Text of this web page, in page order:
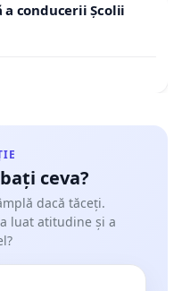
conducerii Școlii
ceva?
dacă tăceți.
luat atitudine și a